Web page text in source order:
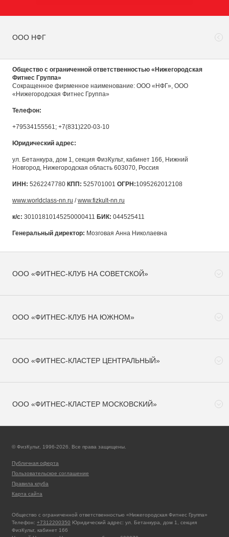
ООО НФГ
Общество с ограниченной ответственностью «Нижегородская
Фитнес Группа»
Сокращенное фирменное наименование: ООО «НФГ», ООО
«Нижегородская Фитнес Группа»
Телефон:
+79534155561; +7(831)220-03-10
Юридический адрес:
ул. Бетанкура, дом 1, секция ФизКульт, кабинет 166, Нижний
Новгород, Нижегородская область 603070, Россия
ИНН: 5262247780 КПП: 525701001 ОГРН:1095262012108
www.worldclass-nn.ru /www.fizkult-nn.ru
к/с: 30101810145250000411 БИК: 044525411
Генеральный директор: Мозговая Анна Николаевна
ООО «ФИТНЕС-КЛУБ НА СОВЕТСКОЙ»
ООО «ФИТНЕС-КЛУБ НА ЮЖНОМ»
ООО «ФИТНЕС-КЛАСТЕР ЦЕНТРАЛЬНЫЙ»
ООО «ФИТНЕС-КЛАСТЕР МОСКОВСКИЙ»
© ФизКульт, 1996-2026. Все права защищены.
Публичная оферта
Пользовательское соглашение
Правила клуба
Карта сайта
Общество с ограниченной ответственностью «Нижегородская Фитнес Группа»
Телефон: +7312200350 Юридический адрес: ул. Бетанкура, дом 1, секция
ФизКульт, кабинет 166